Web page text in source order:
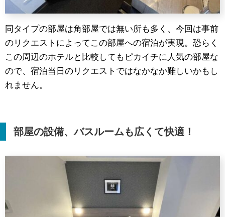
同タイプの部屋は角部屋では無い所も多く、今回は事前
のリクエストによってこの部屋への宿泊が実現。恐らく
この周辺のホテルと比較してもピカイチに人気の部屋な
ので、宿泊当日のリクエストではなかなか難しいかもし
れません。
部屋の設備、バスルームも広くて快適！